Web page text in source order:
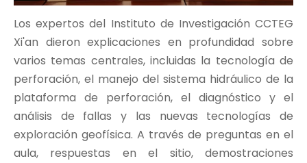
Los expertos del Instituto de Investigación CCTEG
Xi'an dieron explicaciones en profundidad sobre
varios temas centrales, incluidas la tecnología de
perforación, el manejo del sistema hidráulico de la
plataforma de perforación, el diagnóstico y el
análisis de fallas y las nuevas tecnologías de
exploración geofísica. A través de preguntas en el
aula, respuestas en el sitio, demostraciones